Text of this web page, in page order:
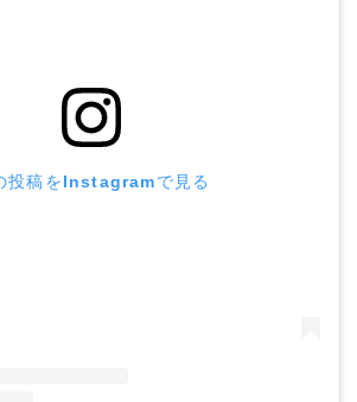
投稿をInstagramで見る